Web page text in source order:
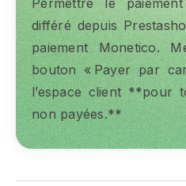
différé depuis
paiement Monetico.
bouton « Payer par
l’espace client **pour
non payées.**